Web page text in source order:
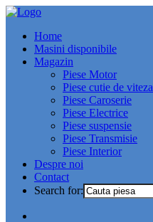
Home
Masini disponibile
Magazin
Piese Motor
Piese cutie de viteza
Piese Caroserie
Piese Electrice
Piese suspensie
Piese Transmisie
Piese Interior
Despre noi
Contact
Search for: